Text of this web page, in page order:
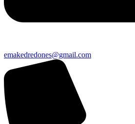
emakedredones@gmail.com